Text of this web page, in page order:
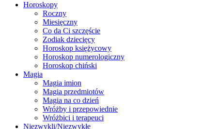
Horoskopy
Roczny
Miesięczny
Co da Ci szczęście
Zodiak dziecięcy
Horoskop księżycowy
Horoskop numerologiczny
Horoskop chiński
Magia
Magia imion
Magia przedmiotów
Magia na co dzień
Wróżby i przepowiednie
Wróżbici i terapeuci
Niezwykli/Niezwykłe